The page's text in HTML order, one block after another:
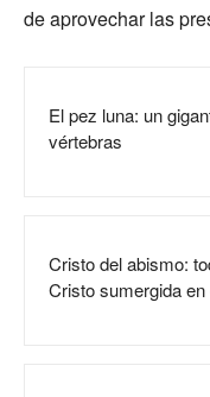
de aprovechar las
El pez luna: un
vértebras
Cristo del abismo:
Cristo sumergida